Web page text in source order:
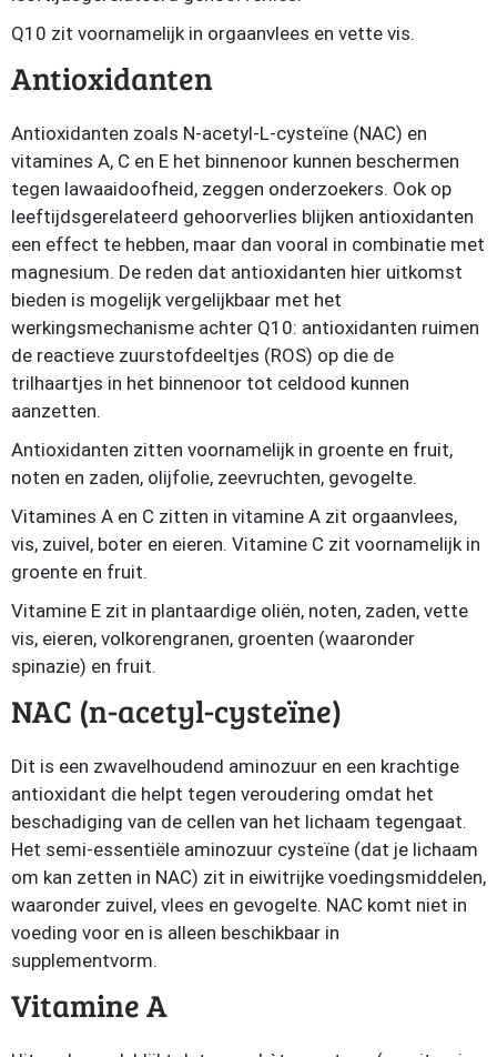
Q10 zit voornamelijk in orgaanvlees en vette vis.
Antioxidanten
Antioxidanten zoals N-acetyl-L-cysteïne (NAC) en
vitamines A, C en E het binnenoor kunnen beschermen
tegen lawaaidoofheid, zeggen onderzoekers. Ook op
leeftijdsgerelateerd gehoorverlies blijken antioxidanten
een effect te hebben, maar dan vooral in combinatie met
magnesium. De reden dat antioxidanten hier uitkomst
bieden is mogelijk vergelijkbaar met het
werkingsmechanisme achter Q10: antioxidanten ruimen
de reactieve zuurstofdeeltjes (ROS) op die de
trilhaartjes in het binnenoor tot celdood kunnen
aanzetten.
Antioxidanten zitten voornamelijk in groente en fruit,
noten en zaden, olijfolie, zeevruchten, gevogelte.
Vitamines A en C zitten in vitamine A zit orgaanvlees,
vis, zuivel, boter en eieren. Vitamine C zit voornamelijk in
groente en fruit.
Vitamine E zit in plantaardige oliën, noten, zaden, vette
vis, eieren, volkorengranen, groenten (waaronder
spinazie) en fruit.
NAC (n-acetyl-cysteïne)
Dit is een zwavelhoudend aminozuur en een krachtige
antioxidant die helpt tegen veroudering omdat het
beschadiging van de cellen van het lichaam tegengaat.
Het semi-essentiële aminozuur cysteïne (dat je lichaam
om kan zetten in NAC) zit in eiwitrijke voedingsmiddelen,
waaronder zuivel, vlees en gevogelte. NAC komt niet in
voeding voor en is alleen beschikbaar in
supplementvorm.
Vitamine A